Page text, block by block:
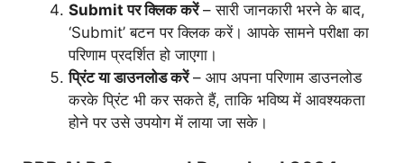
Submit पर क्लिक करें– सारी जानकारी भरने के बाद,
‘Submit’ बटन पर क्लिक करें। आपके सामने परीक्षा का
परिणाम प्रदर्शित हो जाएगा।
प्रिंट या डाउनलोड करें– आप अपना परिणाम डाउनलोड
करके प्रिंट भी कर सकते हैं, ताकि भविष्य में आवश्यकता
होने पर उसे उपयोग में लाया जा सके।